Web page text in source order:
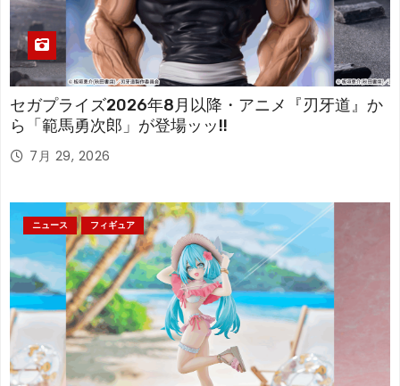
セガプライズ2026年8月以降・アニメ『刃牙道』か
ら「範馬勇次郎」が登場ッッ!!
7月 29, 2026
ニュース フィギュア